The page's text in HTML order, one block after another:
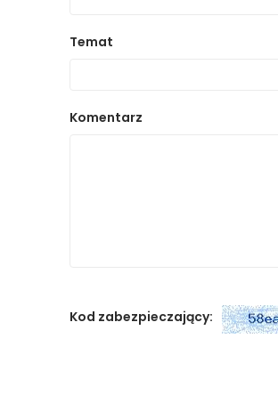
Temat
Komentarz
Kod zabezpieczający: